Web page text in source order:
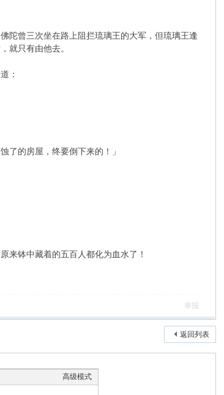
曾三次坐在路上阻拦琉璃王的大军，但琉璃王逢
就只有由他去。
：
的房屋，终要倒下来的！」
钵中藏着的五百人都化为血水了！
举报
返回列表
高级模式